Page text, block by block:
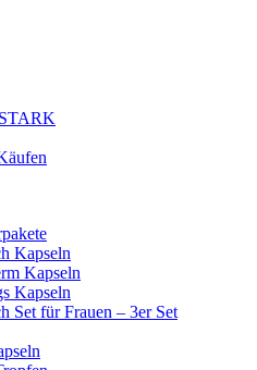
Kapseln
Kapseln
Kapseln
Set für Frauen – 3er Set